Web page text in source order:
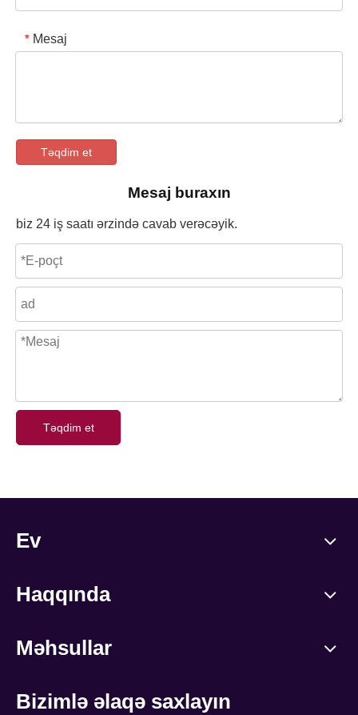
* Mesaj
Təqdim et
Mesaj buraxın
biz 24 iş saatı ərzində cavab verəcəyik.
Təqdim et
Ev
Haqqında
Məhsullar
Bizimlə əlaqə saxlayın